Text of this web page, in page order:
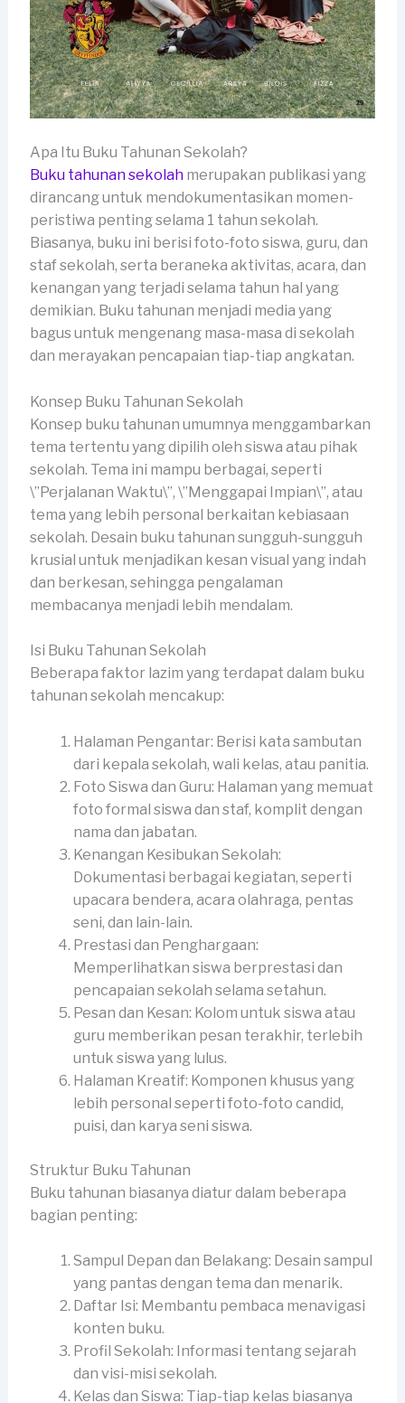
Apa Itu Buku Tahunan Sekolah?
Buku tahunan sekolahmerupakan publikasi yang
dirancang untuk mendokumentasikan momen-
peristiwa penting selama 1 tahun sekolah.
Biasanya, buku ini berisi foto-foto siswa, guru, dan
staf sekolah, serta beraneka aktivitas, acara, dan
kenangan yang terjadi selama tahun hal yang
demikian. Buku tahunan menjadi media yang
bagus untuk mengenang masa-masa di sekolah
dan merayakan pencapaian tiap-tiap angkatan.
Konsep Buku Tahunan Sekolah
Konsep buku tahunan umumnya menggambarkan
tema tertentu yang dipilih oleh siswa atau pihak
sekolah. Tema ini mampu berbagai, seperti
\”Perjalanan Waktu\”, \”Menggapai Impian\”, atau
tema yang lebih personal berkaitan kebiasaan
sekolah. Desain buku tahunan sungguh-sungguh
krusial untuk menjadikan kesan visual yang indah
dan berkesan, sehingga pengalaman
membacanya menjadi lebih mendalam.
Isi Buku Tahunan Sekolah
Beberapa faktor lazim yang terdapat dalam buku
tahunan sekolah mencakup:
Halaman Pengantar: Berisi kata sambutan
dari kepala sekolah, wali kelas, atau panitia.
Foto Siswa dan Guru: Halaman yang memuat
foto formal siswa dan staf, komplit dengan
nama dan jabatan.
Kenangan Kesibukan Sekolah:
Dokumentasi berbagai kegiatan, seperti
upacara bendera, acara olahraga, pentas
seni, dan lain-lain.
Prestasi dan Penghargaan:
Memperlihatkan siswa berprestasi dan
pencapaian sekolah selama setahun.
Pesan dan Kesan: Kolom untuk siswa atau
guru memberikan pesan terakhir, terlebih
untuk siswa yang lulus.
Halaman Kreatif: Komponen khusus yang
lebih personal seperti foto-foto candid,
puisi, dan karya seni siswa.
Struktur Buku Tahunan
Buku tahunan biasanya diatur dalam beberapa
bagian penting:
Sampul Depan dan Belakang: Desain sampul
yang pantas dengan tema dan menarik.
Daftar Isi: Membantu pembaca menavigasi
konten buku.
Profil Sekolah: Informasi tentang sejarah
dan visi-misi sekolah.
Kelas dan Siswa: Tiap-tiap kelas biasanya